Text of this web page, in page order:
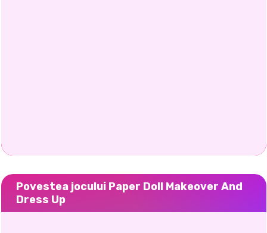
Povestea jocului Paper Doll Makeover And
Dress Up